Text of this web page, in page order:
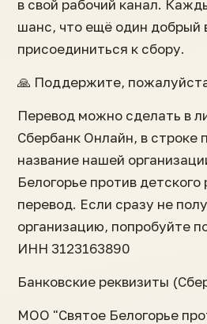
в свой рабочий канал.
шанс, что ещё один добрый
присоединиться к сбору.
🙏 Поддержите,
Перевод можно сделать в
Сбербанк Онлайн, в строке
название нашей
Белогорье против детского
перевод. Если сразу не
организацию, попробуйте
ИНН 3123163890
Банковские реквизиты
МОО "Святое Белогорье